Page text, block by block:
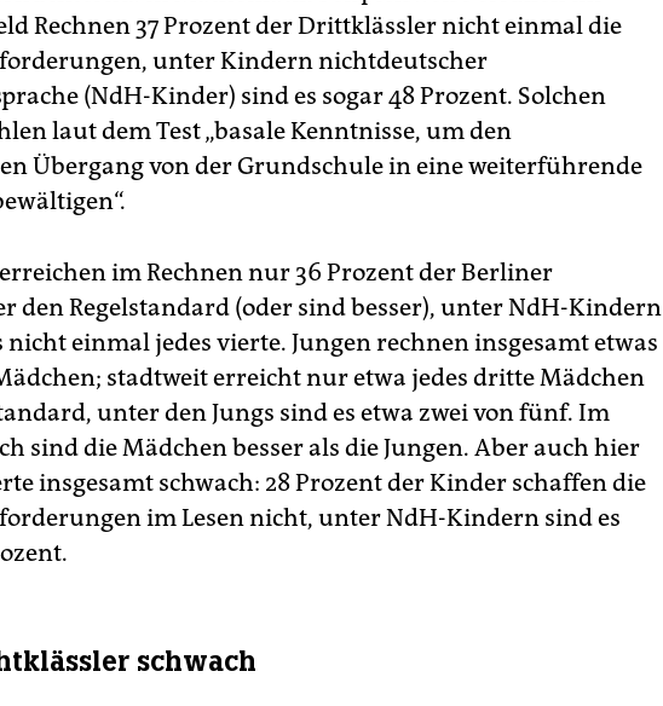
Rechnen 37 Prozent der Drittklässler nicht einmal die
unter Kindern nichtdeutscher
(NdH-Kinder) sind es sogar 48 Prozent. Solchen
laut dem Test „basale Kenntnisse, um den
Übergang von der Grundschule in eine weiterführende
im Rechnen nur 36 Prozent der Berliner
den Regelstandard (oder sind besser), unter NdH-Kindern
nicht einmal jedes vierte. Jungen rechnen insgesamt etwas
stadtweit erreicht nur etwa jedes dritte Mädchen
unter den Jungs sind es etwa zwei von fünf. Im
sind die Mädchen besser als die Jungen. Aber auch hier
insgesamt schwach: 28 Prozent der Kinder schaffen die
im Lesen nicht, unter NdH-Kindern sind es
schwach